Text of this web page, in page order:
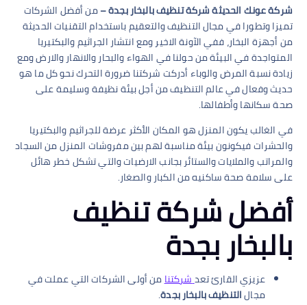
شركة عونك الحديثة شركة تنظيف بالبخار بجدة –من أفضل الشركات
تميزا وتطورا في مجال التنظيف والتعقيم باستخدام التقنيات الحديثة
من أجهزة البخار، ففي الآونة الاخير ومع انتشار الجراثيم والبكتيريا
المتواجدة في البيئة من حولنا في الهواء والبحار والانهار والارض ومع
زيادة نسبة المرض والوباء أدركت شركتنا ضرورة التحرك نحو كل ما هو
حديث وفعال في عالم التنظيف من أجل بيئة نظيفة وسليمة على
صحة سكانها وأطفالها.
في الغالب يكون المنزل هو المكان الأكثر عرضة للجراثيم والبكتيريا
والحشرات فيكونون بيئة مناسبة لهم بين مفروشات المنزل من السجاد
والمراتب والملايات والستائر بجانب الارضيات والتي تشكل خطر هائل
على سلامة صحة ساكنيه من الكبار والصغار.
أفضل شركة تنظيف
بالبخار بجدة
عزيزي القارئ تعدشركتنامن أولى الشركات التي عملت في
مجالالتنظيف بالبخار بجدة.